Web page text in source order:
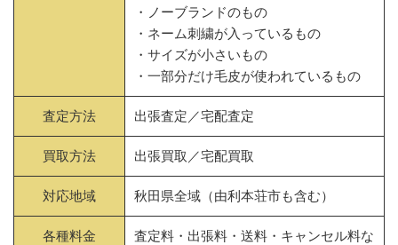
・ノーブランドのもの
・ネーム刺繍が入っているもの
・サイズが小さいもの
・一部分だけ毛皮が使われているもの
査定方法 出張査定／宅配査定
買取方法 出張買取／宅配買取
対応地域 秋田県全域（由利本荘市も含む）
各種料金
査定料・出張料・送料・キャンセル料な